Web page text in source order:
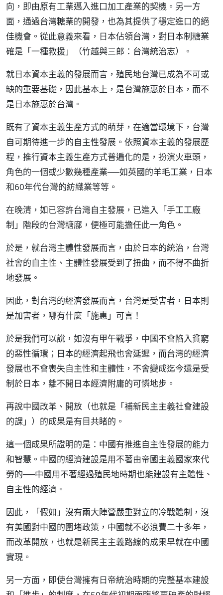
向，即由原有工業邁入進口加工產業的契機。另一方
面，通過台灣糖業的開發，也為其提供了穩定進口的絕
佳機會。從此意義來看，日本佔領台灣，對日本制糖業
確是「一種救援」（竹越與三郎：台灣統治志）。
就日本資本主義的發展而言，殖民地台灣已成為不可或
缺的重要基礎，因此基本上，是台灣施惠於日本，而不
是日本施惠於台灣。
既有了資本主義生產方式的萌芽，在適當環境下，台灣
自可期待進一步的自主性發展。依照資本主義的發展歷
程，推行資本主義生產方式普遍化的是，扮演火車頭，
角色的一個或少數幾種產業──如英國的羊毛工業，日本
和60年代台灣的紡織業等等。
在晚清，如已容許台灣自主發展，已進入「手工工廠
制」階段的台灣糖廍，便極可能擔任此一角色。
於是，就台灣主體性發展而言，由於日本的統治，台灣
社會的自主性、主體性發展受到了扭曲，而不得不曲折
地發展。
因此，對台灣的經濟發展而言，台灣是受害者，日本則
是加害者，哪有什麼「施惠」可言！
於是我們可以說，如沒有甲午戰爭，中國不會陷入貧窮
的惡性循環；日本的經濟起飛也會延遲，而台灣的經濟
發展也不會喪失自主性和主體性，不會變成迄今還是受
制於日本，離不開日本經濟附庸的可憐地步。
再說中國改革、開放（也就是「補新民主主義社會建設
的課」）的成果是有目共睹的。
這一個成果所證明的是：中國有推進自主性發展的能力
和智慧。中國的經濟建設是用不著由帝國主義國家來代
勞的──中國用不著經過殖民地時期也能建設有主體性、
自主性的經濟。
因此，「假如」沒有兩大陣營嚴重對立的冷戰體制，沒
有美國對中國的圍堵政策，中國就不必浪費二十多年，
而改革開放，也就是新民主主義路線的成果早就在中國
實現。
另一方面，即使台灣擁有日帝統治時期的完整基本建設